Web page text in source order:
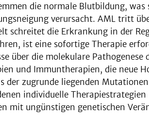
die normale Blutbildung,
verursacht. AML tritt
schreitet die Erkrankung in der
ist eine sofortige Therapie
über die molekulare
und Immuntherapien, die neue
der zugrunde liegenden
individuelle
mit ungünstigen genetischen